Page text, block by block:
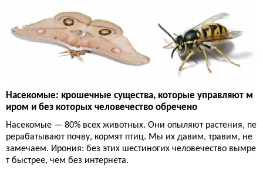
Насекомые: крошечные существа, которые управляют м
иром и без которых человечество обречено
Насекомые — 80% всех животных. Они опыляют растения, пе
рерабатывают почву, кормят птиц. Мы их давим, травим, не
замечаем. Ирония: без этих шестиногих человечество вымре
т быстрее, чем без интернета.